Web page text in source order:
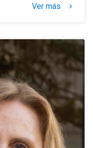
Ver más navigate_next